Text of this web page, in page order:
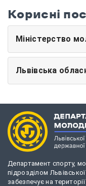
Корисні
Міністерство
Львівська
Департамент спорту,
підрозділом
забезпечує на